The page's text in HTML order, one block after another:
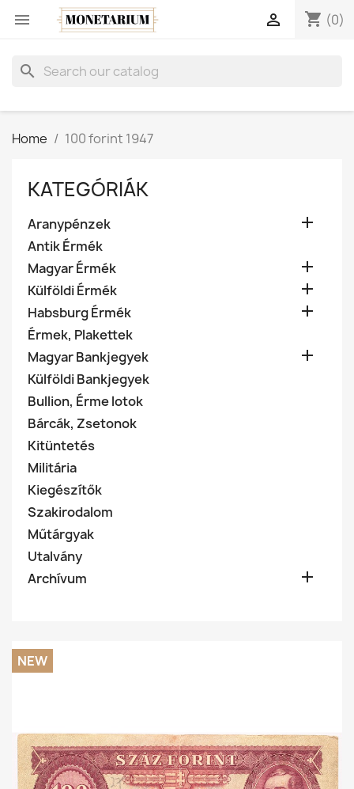
 shopping_cart (0)

search
Home 100 forint 1947
KATEGÓRIÁK
Aranypénzek 
Antik Érmék
Magyar Érmék

Külföldi Érmék 
Habsburg Érmék 
Érmek, Plakettek
Magyar Bankjegyek

Külföldi Bankjegyek
Bullion, Érme lotok
Bárcák, Zsetonok
Kitüntetés
Militária
Kiegészítők
Szakirodalom
Műtárgyak
Utalvány
Archívum

NEW